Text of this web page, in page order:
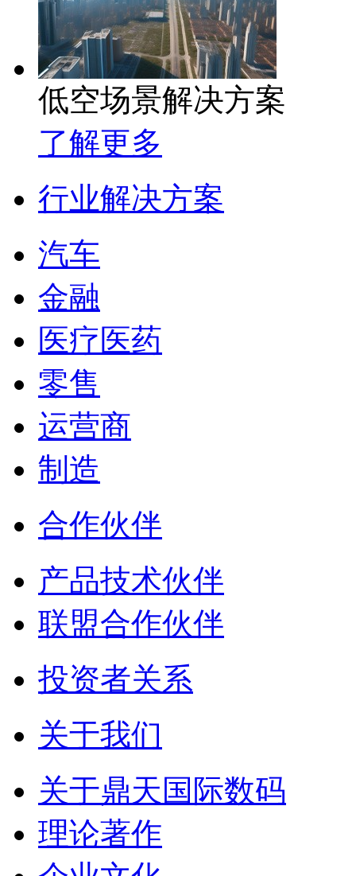
低空场景解决方案
了解更多
行业解决方案
汽车
金融
医疗医药
零售
运营商
制造
合作伙伴
产品技术伙伴
联盟合作伙伴
投资者关系
关于我们
关于鼎天国际数码
理论著作